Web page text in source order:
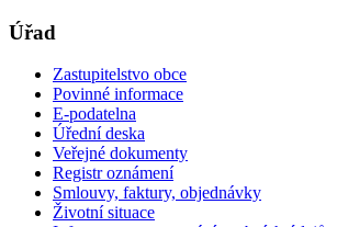
Úřad
Zastupitelstvo obce
Povinné informace
E-podatelna
Úřední deska
Veřejné dokumenty
Registr oznámení
Smlouvy, faktury, objednávky
Životní situace